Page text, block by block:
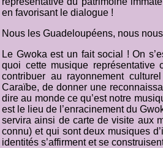
en favorisant le dialogue !
Nous les Guadeloupéens, nous
Le Gwoka est un fait social ! On
quoi cette musique représentative
contribuer au rayonnement
Caraïbe, de donner une
dire au monde ce qu’est notre
est le lieu de l’enracinement du
servira ainsi de carte de visite aux
connu) et qui sont deux musiques
identités s’affirment et se